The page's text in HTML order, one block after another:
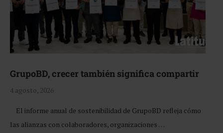
GrupoBD, crecer también significa compartir
4 agosto, 2026
El informe anual de sostenibilidad de GrupoBD refleja cómo
las alianzas con colaboradores, organizaciones …